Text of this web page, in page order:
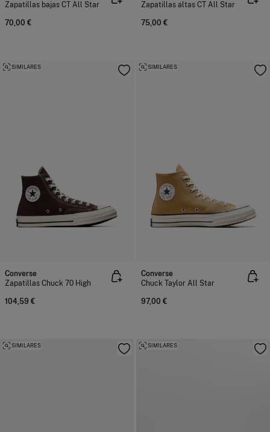
Zapatillas bajas CT All Star
70,00 €
Zapatillas altas CT All Star
75,00 €
SIMILARES
Converse
Zapatillas Chuck 70 High
104,59 €
SIMILARES
Converse
Chuck Taylor All Star
97,00 €
SIMILARES SIMILARES